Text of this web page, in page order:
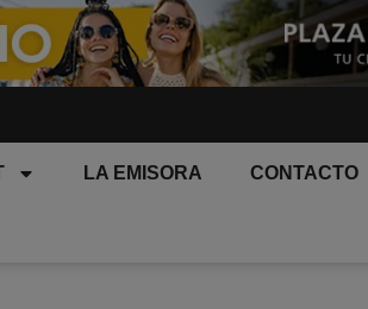
LA EMISORA CONTACTO